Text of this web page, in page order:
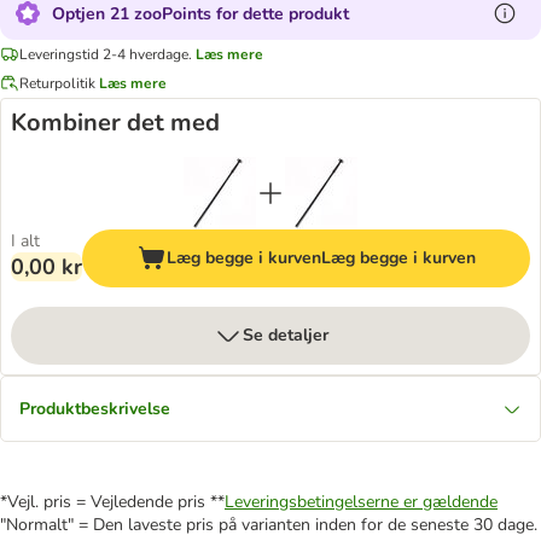
Optjen 21 zooPoints for dette produkt
Leveringstid 2-4 hverdage. Læs mere
Returpolitik Læs mere
Kombiner det med
I alt
0,00 kr Læg begge i kurvenLæg begge i kurven
Se detaljer
Produktbeskrivelse
*Vejl. pris = Vejledende pris **Leveringsbetingelserne er gældende
"Normalt" = Den laveste pris på varianten inden for de seneste 30 dage.